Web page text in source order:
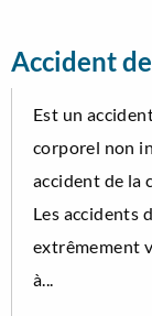
Accident
Est un
corporel non
accident de la
Les accidents
extrêmement
à...